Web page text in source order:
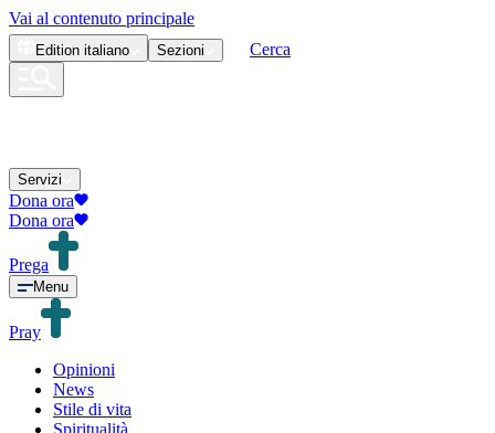
Vai al contenuto principale
Edition italiano Sezioni Cerca
Servizi
Dona ora
Dona ora
Prega
Menu
Pray
Opinioni
News
Stile di vita
Spiritualità